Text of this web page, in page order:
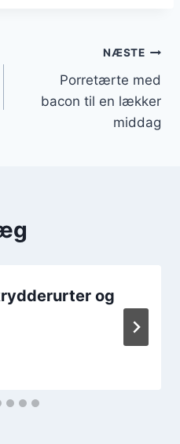
NÆSTE
Porretærte med
bacon til en lækker
middag
og